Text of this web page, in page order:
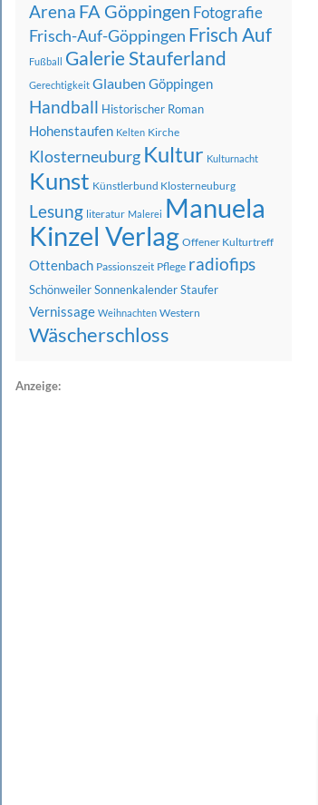
Arena FA Göppingen Fotografie
Frisch-Auf-Göppingen Frisch Auf
Fußball Galerie Stauferland
Gerechtigkeit Glauben Göppingen
Handball Historischer Roman
Hohenstaufen Kelten Kirche
Klosterneuburg Kultur Kulturnacht
Kunst Künstlerbund Klosterneuburg
Lesung literatur Malerei Manuela
Kinzel Verlag Offener Kulturtreff
Ottenbach Passionszeit Pflege radiofips
SchönweilerSonnenkalenderStaufer
Vernissage Weihnachten Western
Wäscherschloss
Anzeige: